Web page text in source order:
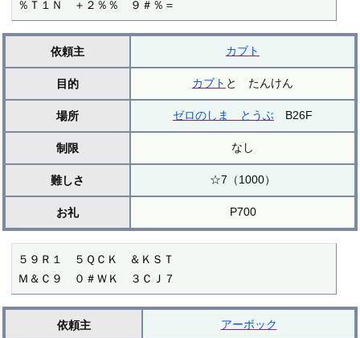
％Ｔ１Ｎ　＋２％％　９＃％＝
依頼主 カブト
目的 カブト と たんけん
場所 ゼロのしま とうぶ B26F
制限 なし
難しさ ☆7（1000）
お礼 P700
５９Ｒ１　５ＱＣＫ　＆ＫＳＴ
Ｍ＆Ｃ９　０＃ＷＫ　３ＣＪ７
依頼主 アーボック